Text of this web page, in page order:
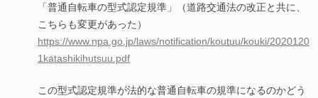
「普通自転車の型式認定規準」（道路交通法の改正と共に、
こちらも変更があった）
https://www.npa.go.jp/laws/notification/koutuu/kouki/2020120
1katashikihutsuu.pdf
この型式認定規準が法的な普通自転車の規準になるのかどう